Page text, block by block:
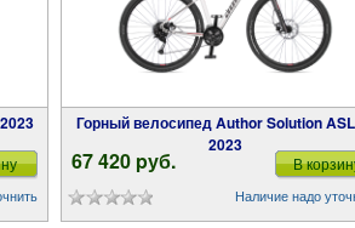
Горный велосипед Author Solution ASL 29
2023
67 420 pуб. В
Наличие надо